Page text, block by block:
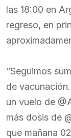
las 18:00 en
regreso, en
“Seguimos
de
un vuelo de
más dosis de
que mañana